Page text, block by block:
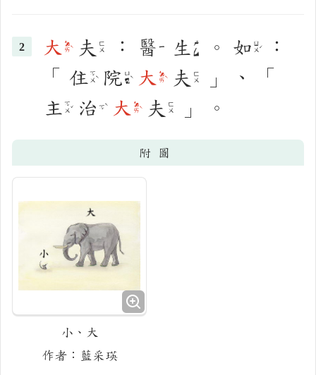
大 ㄉㄞˋ 夫 ㄈㄨ ： 醫 ㄧ 生 ㄕㄥ 。 如 ㄖㄨˊ
：
「
住 ㄓㄨˋ 院 ㄩㄢˋ 大 ㄉㄞˋ 夫 ㄈㄨ 」 、
「
主 ㄓㄨˇ 治 ㄓˋ 大 ㄉㄞˋ 夫 ㄈㄨ 」 。
附圖
小、大
作者：藍采瑛